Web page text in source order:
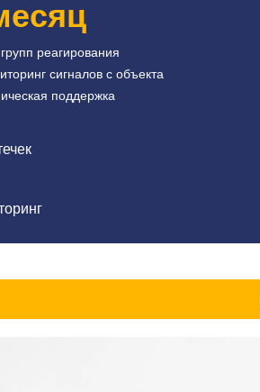
реагирования
сигналов с объекта
поддержка